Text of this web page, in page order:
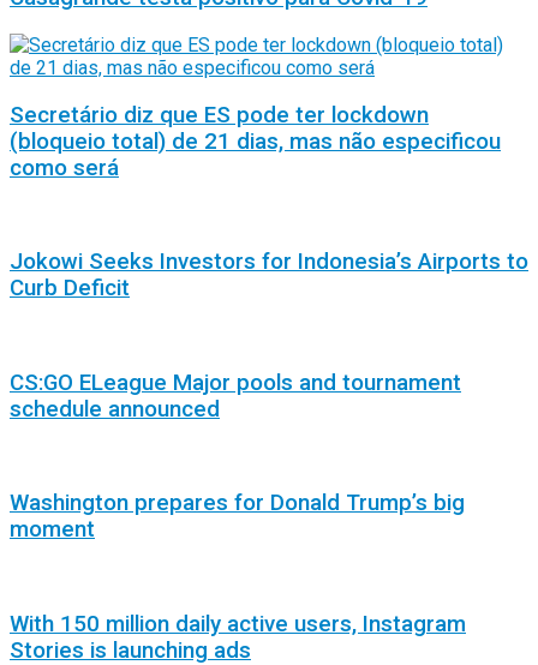
Secretário diz que ES pode ter lockdown
(bloqueio total) de 21 dias, mas não especificou
como será
Jokowi Seeks Investors for Indonesia’s Airports to
Curb Deficit
CS:GO ELeague Major pools and tournament
schedule announced
Washington prepares for Donald Trump’s big
moment
With 150 million daily active users, Instagram
Stories is launching ads